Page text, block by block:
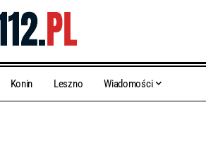
Konin Leszno Wiadomości